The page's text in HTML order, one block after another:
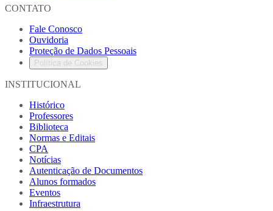
CONTATO
Fale Conosco
Ouvidoria
Proteção de Dados Pessoais
Política de Cookies
INSTITUCIONAL
Histórico
Professores
Biblioteca
Normas e Editais
CPA
Notícias
Autenticação de Documentos
Alunos formados
Eventos
Infraestrutura